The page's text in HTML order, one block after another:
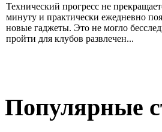
Технический прогресс не
минуту и практически ежедневно
новые гаджеты. Это не могло
пройти для клубов развлечен...
Популярные